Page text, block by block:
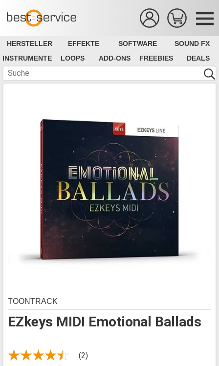
HERSTELLER EFFEKTE SOFTWARE
SOUND FX
INSTRUMENTE
LOOPS ADD-ONS FREEBIES DEALS
EZkeys MIDI Emotional Ballads
TOONTRACK
(2)